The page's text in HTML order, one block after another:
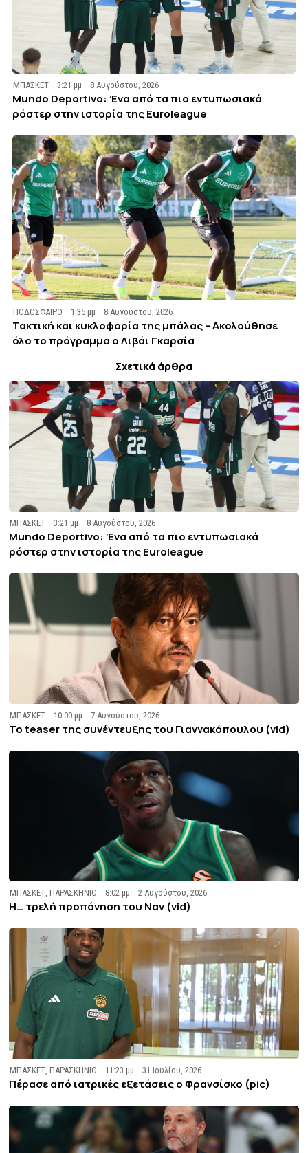
ΜΠΑΣΚΕΤ 3:21 μμ 8 Αυγούστου, 2026
Mundo Deportivo: Ένα από τα πιο εντυπωσιακά
ρόστερ στην ιστορία της Euroleague
ΠΟΔΟΣΦΑΙΡΟ 1:35 μμ 8 Αυγούστου, 2026
Τακτική και κυκλοφορία της μπάλας – Ακολούθησε
όλο το πρόγραμμα ο Λιβάι Γκαρσία
Σχετικά άρθρα
ΜΠΑΣΚΕΤ 3:21 μμ 8 Αυγούστου, 2026
Mundo Deportivo: Ένα από τα πιο εντυπωσιακά
ρόστερ στην ιστορία της Euroleague
ΜΠΑΣΚΕΤ 10:00 μμ 7 Αυγούστου, 2026
To teaser της συνέντευξης του Γιαννακόπουλου (vid)
ΜΠΑΣΚΕΤ,ΠΑΡΑΣΚΗΝΙΟ 8:02 μμ 2 Αυγούστου, 2026
Η… τρελή προπόνηση του Ναν (vid)
ΜΠΑΣΚΕΤ,ΠΑΡΑΣΚΗΝΙΟ 11:23 μμ 31 Ιουλίου, 2026
Πέρασε από ιατρικές εξετάσεις ο Φρανσίσκο (pic)